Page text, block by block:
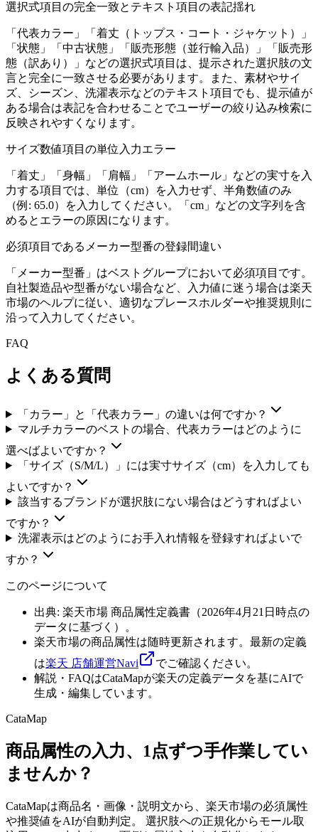
選択式項目の完全一致とテキスト項目の表記揺れ
「代表カラー」「着丈（トップス・コート・ジャケット）」
「状態」「中古状態」「販売形態（並行輸入品）」「販売形
態（訳あり）」などの選択式項目は、提示された選択肢の文
言と完全に一致させる必要があります。また、素材やサイ
ズ、シーズン、洗濯表示などのテキスト項目でも、提示値が
ある場合は表記を合わせることでユーザーの絞り込み検索に
反映されやすくなります。
サイズ数値項目の単位入力エラー
「着丈」「身幅」「肩幅」「アームホール」などの実寸を入
力する項目では、単位（cm）を入力せず、半角数値のみ
（例: 65.0）を入力してください。「cm」などの文字列を含
めるとエラーの原因になります。
必須項目であるメーカー型番の登録間違い
「メーカー型番」はベストグループにおいて必須項目です。
自社製造品や型番がない場合など、入力値に迷う場合は楽天
市場のヘルプに従い、適切なプレースホルダーや推奨規則に
沿って入力してください。
FAQ
よくある質問
「カラー」と「代表カラー」の違いは何ですか？
マルチカラーのベストの場合、代表カラーはどのように
選べばよいですか？
「サイズ（S/M/L）」には実寸サイズ（cm）を入力しても
よいですか？
該当するブランドが選択肢にない場合はどうすればよい
ですか？
洗濯表示はどのようにお手入れ情報を登録すればよいで
すか？
このページについて
出典: 楽天市場 商品属性定義書（2026年4月21日 時点の
データに基づく）。
楽天市場の商品属性は随時更新されます。最新の定義
は楽天 店舗運営Navi
でご確認ください。
解説・FAQはCataMapが楽天の定義データを基にAIで
生成・編集しています。
CataMap
商品属性の入力、1点ずつ手作業してい
ませんか？
CataMapは商品名・画像・説明文から、楽天市場の必須属性
や推奨値をAIが自動判定。 選択肢への正規化からモール取